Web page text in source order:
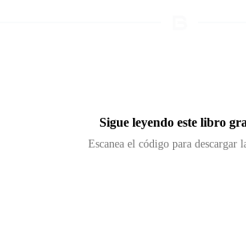
Sigue leyendo este libro
Escanea el código para descargar